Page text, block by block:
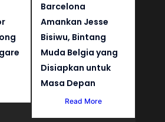
Barcelona
Amankan Jesse
Bisiwu, Bintang
Muda Belgia yang
Disiapkan untuk
Masa Depan
Read More